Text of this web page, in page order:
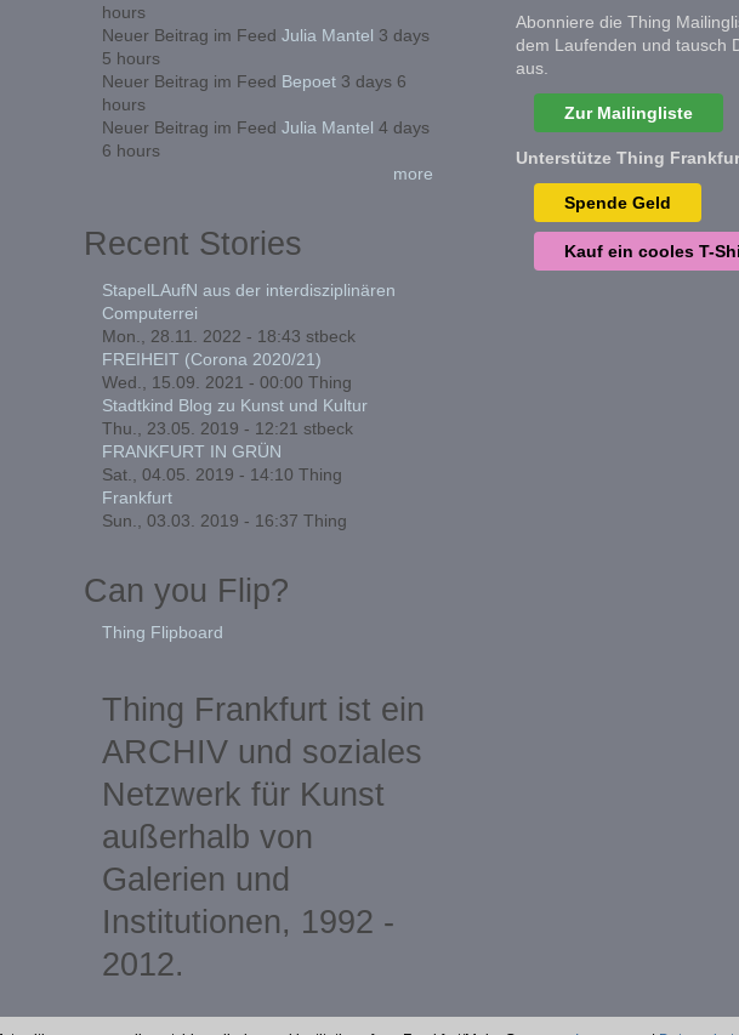
hours
Neuer Beitrag im Feed Julia Mantel 3 days
5 hours
Neuer Beitrag im Feed Bepoet3 days 6
hours
Neuer Beitrag im Feed Julia Mantel 4 days
6 hours
more
Recent Stories
StapelLAufN aus der interdisziplinären
Computerrei
Mon., 28.11. 2022 - 18:43 stbeck
FREIHEIT (Corona 2020/21)
Wed., 15.09. 2021 - 00:00 Thing
Stadtkind Blog zu Kunst und Kultur
Thu., 23.05. 2019 - 12:21 stbeck
FRANKFURT IN GRÜN
Sat., 04.05. 2019 - 14:10 Thing
Frankfurt
Sun., 03.03. 2019 - 16:37 Thing
Can you Flip?
Thing Flipboard
Thing Frankfurt ist ein
ARCHIV und soziales
Netzwerk für Kunst
außerhalb von
Galerien und
Institutionen, 1992 -
2012.
Abonniere die Thing
dem Laufenden und tausch
aus.
Zur Mailingliste
Unterstütze Thing
Spende Geld
Kauf ein cooles T-